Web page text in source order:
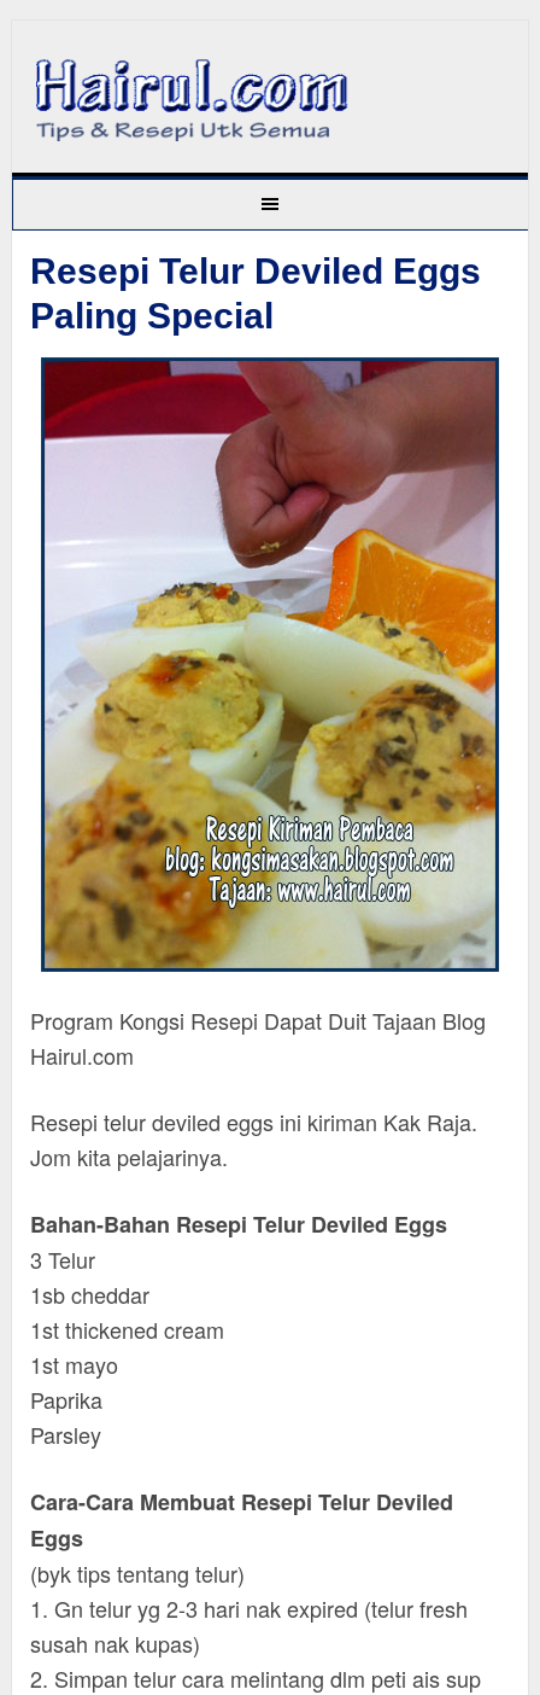
Resepi Telur Deviled Eggs
Paling Special
Program Kongsi Resepi Dapat Duit Tajaan Blog
Hairul.com
Resepi telur deviled eggs ini kiriman Kak Raja.
Jom kita pelajarinya.
Bahan-Bahan Resepi Telur Deviled Eggs
3 Telur
1sb cheddar
1st thickened cream
1st mayo
Paprika
Parsley
Cara-Cara Membuat Resepi Telur Deviled
Eggs
(byk tips tentang telur)
1. Gn telur yg 2-3 hari nak expired (telur fresh
susah nak kupas)
2. Simpan telur cara melintang dlm peti ais sup